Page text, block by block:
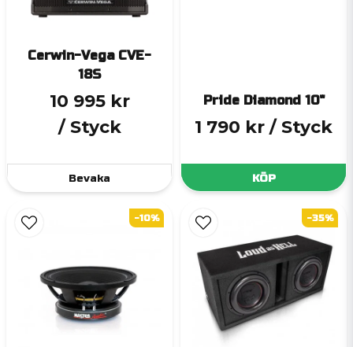
Cerwin-Vega CVE-
18S
10 995 kr
/ Styck
Bevaka
Pride Diamond 10"
1 790 kr / Styck
KÖP
-10% -35%